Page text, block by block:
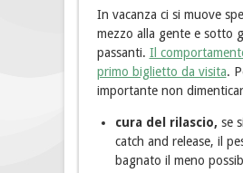
In vacanza ci si muove
mezzo alla gente e sotto
passanti. Il
primo biglietto da visita.
importante non
cura del rilascio, se
catch and release, il
bagnato il meno